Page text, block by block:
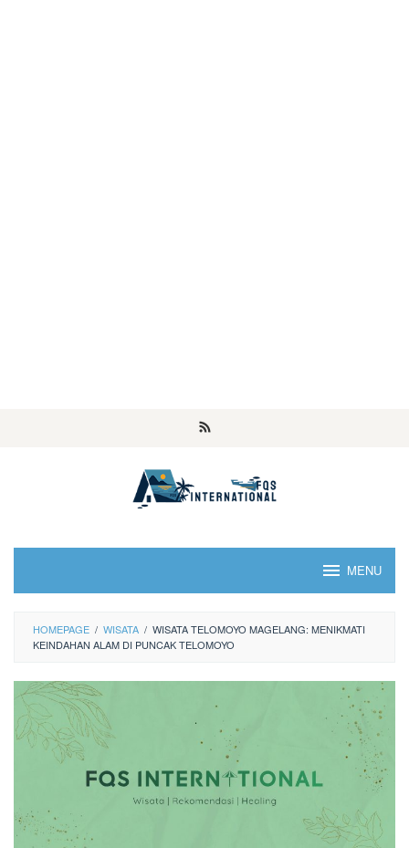
MENU
HOMEPAGE / WISATA / WISATA TELOMOYO MAGELANG: MENIKMATI
KEINDAHAN ALAM DI PUNCAK TELOMOYO